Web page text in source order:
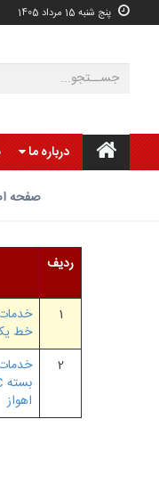
پنج شنبه 15 مرداد 1405
درباره ما
صفحه
ردیف
1
خط
2
اهواز